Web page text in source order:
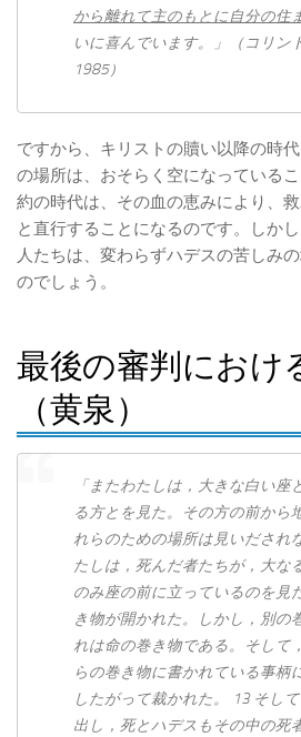
から​離れ​て​主​の​もと​に​自分​の​住
いに​喜ん​で​い​ます。」（コリン
1985）
ですから、キリストの贖い以降の時
の場所は、おそらく空になっている
約の時代は、その血の恵みにより、
と直行することになるのです。しか
人たちは、変わらずハデスの苦しみ
のでしょう。
最後の審判におけ
（黄泉）
「また​わたし​は，大きな​白い​座​
る​方​と​を​見​た。その​方​の​前​から​
れら​の​ため​の​場所​は​見いださ​れ​
たし​は，死ん​だ​者​たち​が，大​な
の​み座​の​前​に​立っ​て​いる​の​を​見​
き物​が​開か​れ​た。しかし，別​の​
れ​は​命​の​巻き物​で​ある。そして
ら​の​巻き物​に​書か​れ​て​いる​事柄​
したがって​裁か​れ​た。 13 そし
出し，死​と​ハデス​も​その​中​の​死